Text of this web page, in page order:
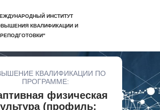
ИНСТИТУТ
КВАЛИФИКАЦИИ И
КВАЛИФИКАЦИИ ПО
ПРОГРАММЕ:
физическая
(профиль: